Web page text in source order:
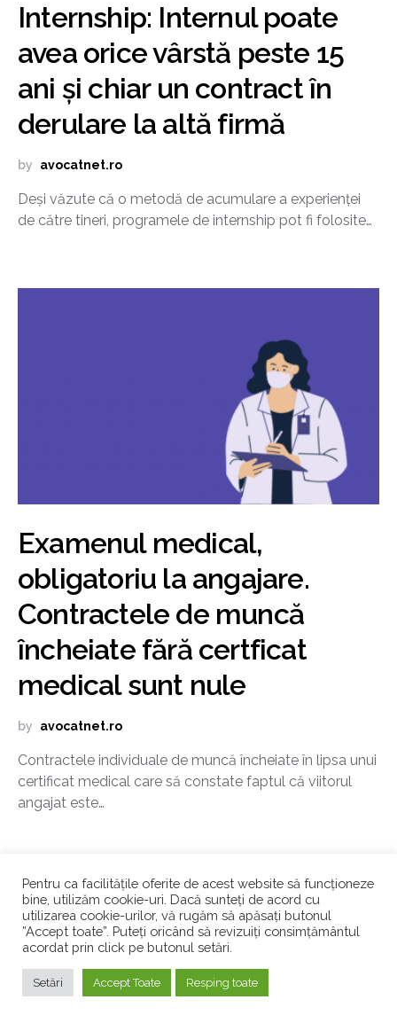
Internship: Internul poate
avea orice vârstă peste 15
ani și chiar un contract în
derulare la altă firmă
by avocatnet.ro
Deși văzute că o metodă de acumulare a experienței
de către tineri, programele de internship pot fi folosite…
Examenul medical,
obligatoriu la angajare.
Contractele de muncă
încheiate fără certficat
medical sunt nule
by avocatnet.ro
Contractele individuale de muncă încheiate în lipsa unui
certificat medical care să constate faptul că viitorul
angajat este…
TE-AR MAI PUTEA INTERESA
Angela Roșca, Taxhouse: Fără să riști
ceva, nu poți începe și, mai ales, nu
poți continua în antreprenoriat
Pentru ca facilitățile oferite de acest website să funcționeze
bine, utilizăm cookie-uri. Dacă sunteți de acord cu
utilizarea cookie-urilor, vă rugăm să apăsați butonul
”Accept toate”. Puteți oricând să revizuiți consimțământul
acordat prin click pe butonul setări.
Setări Accept Toate Resping toate